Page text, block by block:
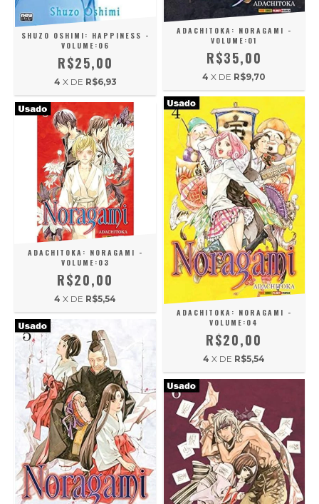
SHUZO OSHIMI: HAPPINESS -
VOLUME:06
R$25,00
4 X DE R$6,93
ADACHITOKA: NORAGAMI -
VOLUME:01
R$35,00
4 X DE R$9,70
ADACHITOKA: NORAGAMI -
VOLUME:03
R$20,00
4 X DE R$5,54
ADACHITOKA: NORAGAMI -
VOLUME:04
R$20,00
4 X DE R$5,54